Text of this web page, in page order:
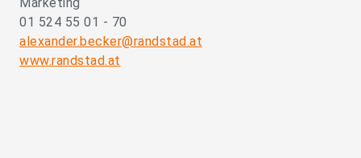
01 524 55 01 - 70
alexander.becker@randstad.at
www.randstad.at